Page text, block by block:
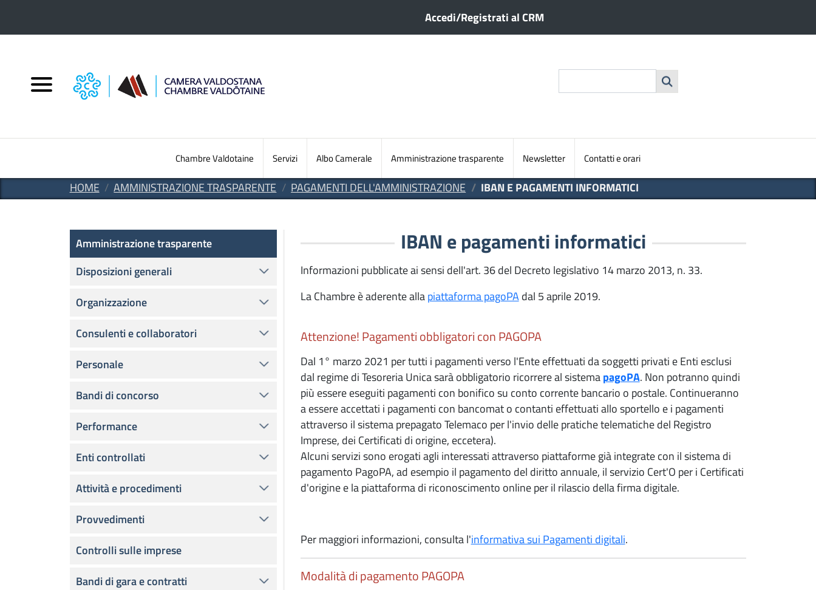
Menu profilo utente
Accedi/Registrati al CRM
Cerca
Sezioni principali
Chambre Valdotaine Servizi Albo Camerale Amministrazione trasparente Newsletter Contatti e orari
HOME AMMINISTRAZIONE TRASPARENTE PAGAMENTI DELL'AMMINISTRAZIONE IBAN E PAGAMENTI INFORMATICI
IBAN e pagamenti informatici
Informazioni pubblicate ai sensi dell'art. 36 del Decreto legislativo 14 marzo 2013, n. 33.
La Chambre è aderente allapiattaforma pagoPAdal 5 aprile 2019.
Attenzione! Pagamenti obbligatori con PAGOPA
Dal 1° marzo 2021 per tutti i pagamenti verso l'Ente effettuati da soggetti privati e Enti esclusi
dal regime di Tesoreria Unica sarà obbligatorio ricorrere al sistemapagoPA. Non potranno quindi
più essere eseguiti pagamenti con bonifico su conto corrente bancario o postale. Continueranno
a essere accettati i pagamenti con bancomat o contanti effettuati allo sportello e i pagamenti
attraverso il sistema prepagato Telemaco per l'invio delle pratiche telematiche del Registro
Imprese, dei Certificati di origine, eccetera).
Alcuni servizi sono erogati agli interessati attraverso piattaforme già integrate con il sistema di
pagamento PagoPA, ad esempio il pagamento del diritto annuale, il servizio Cert'O per i Certificati
d'origine e la piattaforma di riconoscimento online per il rilascio della firma digitale.
Per maggiori informazioni, consulta l'informativa sui Pagamenti digitali.
Modalità di pagamento PAGOPA
Amministrazione Trasparente
Amministrazione trasparente
Disposizioni generali
Organizzazione
Consulenti e collaboratori
Personale
Bandi di concorso
Performance
Enti controllati
Attività e procedimenti
Provvedimenti
Controlli sulle imprese
Bandi di gara e contratti